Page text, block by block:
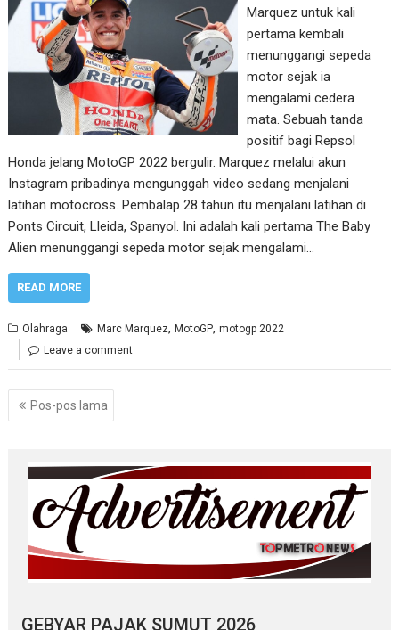
Marquez untuk kali
pertama kembali
menunggangi sepeda
motor sejak ia
mengalami cedera
mata. Sebuah tanda
positif bagi Repsol
Honda jelang MotoGP 2022 bergulir. Marquez melalui akun
Instagram pribadinya mengunggah video sedang menjalani
latihan motocross. Pembalap 28 tahun itu menjalani latihan di
Ponts Circuit, Lleida, Spanyol. Ini adalah kali pertama The Baby
Alien menunggangi sepeda motor sejak mengalami…
READ MORE
Olahraga Marc Marquez,MotoGP,motogp 2022
Leave a comment
Navigasi
pos
Pos-pos lama
GEBYAR PAJAK SUMUT 2026